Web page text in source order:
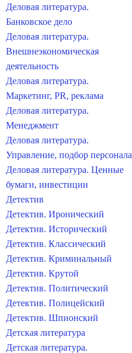
Деловая литература.
Банковское дело
Деловая литература.
Внешнеэкономическая
деятельность
Деловая литература.
Маркетинг, PR, реклама
Деловая литература.
Менеджмент
Деловая литература.
Управление, подбор персонала
Деловая литература. Ценные
бумаги, инвестиции
Детектив
Детектив. Иронический
Детектив. Исторический
Детектив. Классический
Детектив. Криминальный
Детектив. Крутой
Детектив. Политический
Детектив. Полицейский
Детектив. Шпионский
Детская литература
Детская литература.